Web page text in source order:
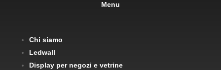
Menu
Chi siamo
Ledwall
Display per negozi e vetrine